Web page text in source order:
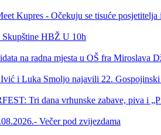
Kupres - Očekuju se tisuće posjetitelja
Skupštine HBŽ U 10h
na radna mjesta u OŠ fra Miroslava
i Luka Smoljo najavili 22.
Tri dana vrhunske zabave, piva i
Večer pod zvijezdama